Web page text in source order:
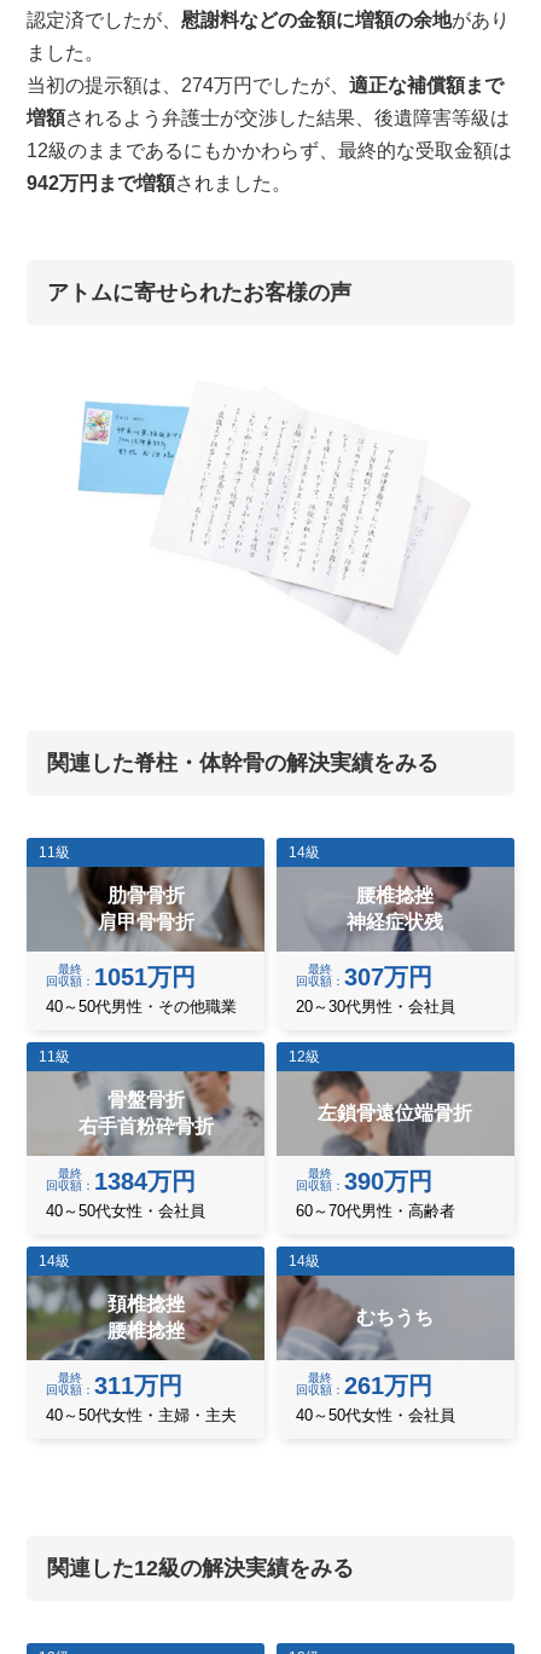
認定済でしたが、慰謝料などの金額に増額の余地があり
ました。
当初の提示額は、274万円でしたが、適正な補償額まで
増額されるよう弁護士が交渉した結果、後遺障害等級は
12級のままであるにもかかわらず、最終的な受取金額は
942万円まで増額されました。
アトムに寄せられたお客様の声
関連した脊柱・体幹骨の解決実績をみる
11級
肋骨骨折
肩甲骨骨折
最終
回収額
1051万円
40～50代男性・その他職業
14級
腰椎捻挫
神経症状残
最終
回収額
307万円
20～30代男性・会社員
11級
骨盤骨折
右手首粉砕骨折
最終
回収額
1384万円
40～50代女性・会社員
12級
左鎖骨遠位端骨折
最終
回収額
390万円
60～70代男性・高齢者
14級
頚椎捻挫
腰椎捻挫
最終
回収額
311万円
40～50代女性・主婦・主夫
14級
むちうち
最終
回収額
261万円
40～50代女性・会社員
関連した12級の解決実績をみる